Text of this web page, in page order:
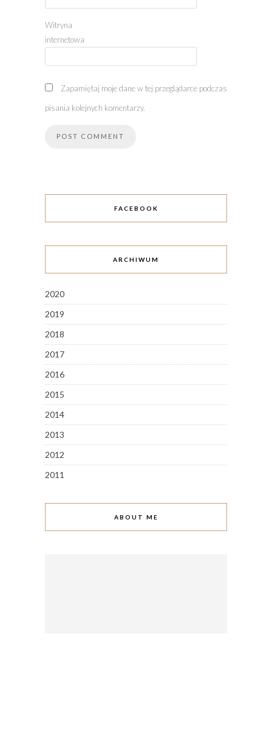
Witryna
internetowa
Zapamiętaj moje dane w tej przeglądarce podczas
pisania kolejnych komentarzy.
FACEBOOK
ARCHIWUM
2020
2019
2018
2017
2016
2015
2014
2013
2012
2011
ABOUT ME